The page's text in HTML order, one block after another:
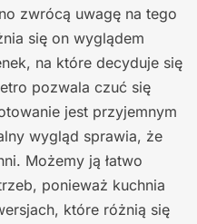
zwrócą uwagę na tego
się on wyglądem
na które decyduje się
pozwala czuć się
jest przyjemnym
wygląd sprawia, że
Możemy ją łatwo
ponieważ kuchnia
które różnią się